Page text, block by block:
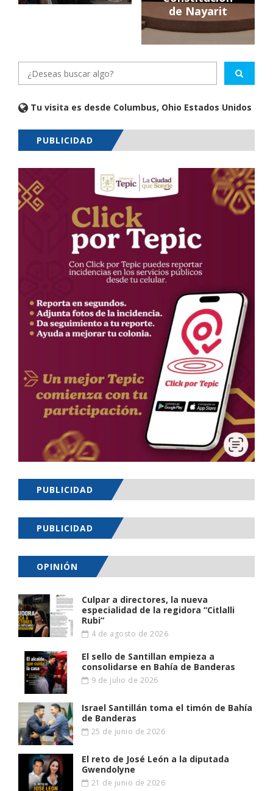
de Nayarit
Tu visita es desde Columbus, Ohio Estados Unidos
PUBLICIDAD
PUBLICIDAD
PUBLICIDAD
OPINIÓN
Culpar a directores, la nueva
especialidad de la regidora “Citlalli
Rubi”
4 de agosto de 2026
El sello de Santillan empieza a
consolidarse en Bahía de Banderas
9 de julio de 2026
Israel Santillán toma el timón de Bahía
de Banderas
25 de junio de 2026
El reto de José León a la diputada
Gwendolyne
21 de junio de 2026